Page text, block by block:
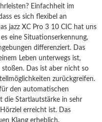
Einfachheit im
es sich flexibel an
jazz XC Pro 3 10 CIC hat uns
eine Situationserkennung,
differenziert. Das
Leben unterwegs ist,
Das ist aber nicht so
zurückgreifen.
den automatischen
die Startlautstärke in sehr
erreicht ist. Das
Klang erheblich.